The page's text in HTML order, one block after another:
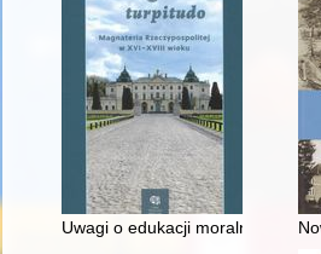
Uwagi o edukacji moralnej